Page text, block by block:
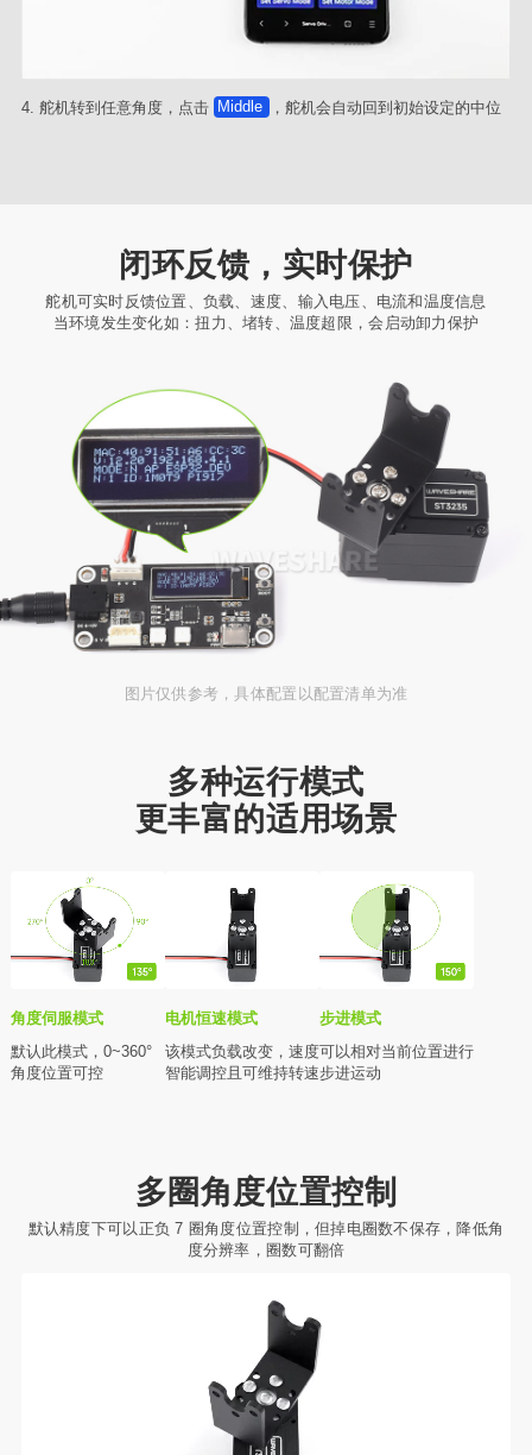
4. 舵机转到任意角度，点击 Middle ，舵机会自动回到初始设定的中位
闭环反馈，实时保护
舵机可实时反馈位置、负载、速度、输入电压、电流和温度信息
当环境发生变化如：扭力、堵转、温度超限，会启动卸力保护
图片仅供参考，具体配置以配置清单为准
多种运行模式
更丰富的适用场景
角度伺服模式
默认此模式，0~360°
角度位置可控
电机恒速模式
该模式负载改变，速度
智能调控且可维持转速
步进模式
可以相对当前位置进行
步进运动
多圈角度位置控制
默认精度下可以正负 7 圈角度位置控制，但掉电圈数不保存，降低角
度分辨率，圈数可翻倍